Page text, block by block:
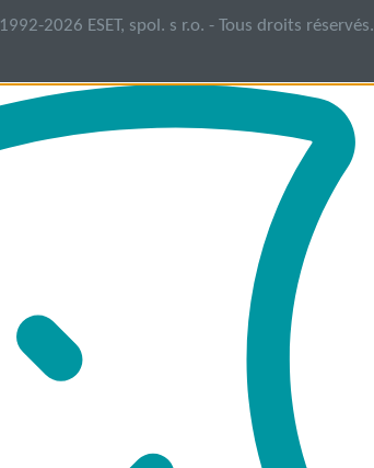
1992-2026 ESET, spol. s r.o. - Tous droits réservés.